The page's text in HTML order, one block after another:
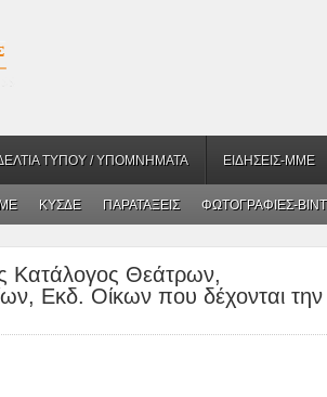
ΤΥΠΟΥ / ΥΠΟΜΝΗΜΑΤΑ ΕΙΔΗΣΕΙΣ-ΜΜΕ
ΚΥΣΔΕ ΠΑΡΑΤΑΞΕΙΣ ΦΩΤΟΓΡΑΦΙΕΣ-
Κατάλογος Θεάτρων,
Εκδ. Οίκων που δέχονται την